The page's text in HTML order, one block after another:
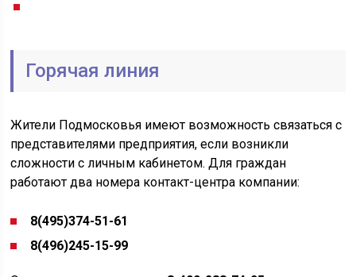
Горячая линия
Жители Подмосковья имеют возможность связаться с
представителями предприятия, если возникли
сложности с личным кабинетом. Для граждан
работают два номера контакт-центра компании:
8(495)374-51-61
8(496)245-15-99